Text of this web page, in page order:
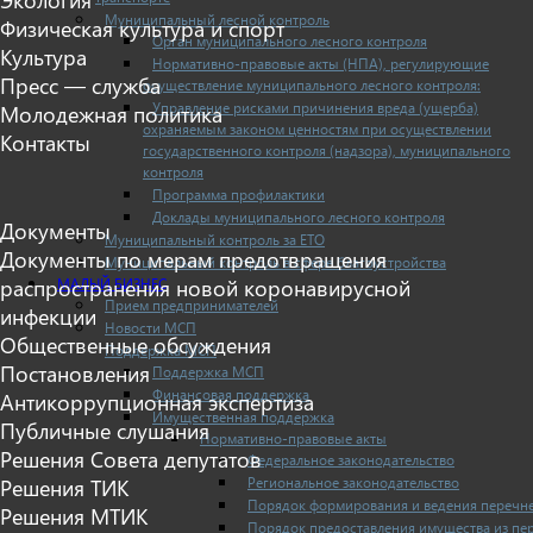
Муниципальный лесной контроль
Орган муниципального лесного контроля
Нормативно-правовые акты (НПА), регулирующие
осуществление муниципального лесного контроля:
Управление рисками причинения вреда (ущерба)
охраняемым законом ценностям при осуществлении
государственного контроля (надзора), муниципального
контроля
Программа профилактики
Доклады муниципального лесного контроля
Муниципальный контроль за ЕТО
Муниципальный контроль в сфере благоустройства
МАЛЫЙ БИЗНЕС
Прием предпринимателей
Новости МСП
Поддержка МСП
Поддержка МСП
Финансовая поддержка
Имущественная поддержка
Нормативно-правовые акты
Федеральное законодательство
Региональное законодательство
Порядок формирования и ведения
Порядок предоставления имущества из
Физическая культура и спорт
Культура
Пресс — служба
Молодежная политика
Контакты
Документы
Документы по мерам предотвращения
распространения новой коронавирусной
инфекции
Общественные обсуждения
Постановления
Антикоррупционная экспертиза
Публичные слушания
Решения Совета депутатов
Решения ТИК
Решения МТИК